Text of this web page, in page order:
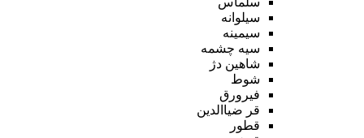
سیلوانه
سیمینه
سیه چشمه
شاهین دژ
شوط
فیرورق
قر ضیاالدین
قطور